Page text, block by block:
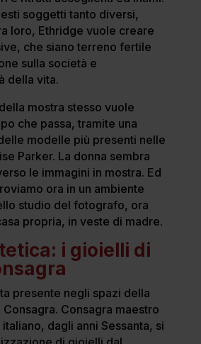
soggetti tanto diversi,
loro, Ethridge vuole creare
che siano terreno fertile
sulla società e
della vita.
mostra stesso vuole
che passa, tramite una
modelle più presenti nelle
Parker. La donna sembra
le immagini in mostra. Ed
ora in un ambiente
studio del fotografo, ora
propria, in veste di madre.
i gioielli di
presente negli spazi della
Consagra maestro
italiano, dagli anni Sessanta, si